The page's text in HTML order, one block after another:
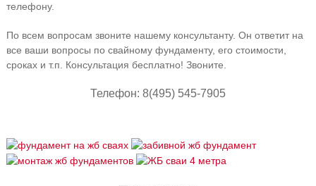
телефону.
По всем вопросам звоните нашему консультанту. Он ответит на
все ваши вопросы по свайному фундаменту, его стоимости,
сроках и т.п. Консультация бесплатно! Звоните.
Телефон: 8(495) 545-7905